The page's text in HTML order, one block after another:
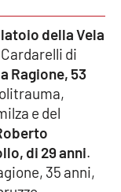
della Vela
di
Ragione, 53
e del
di 29 anni.
35 anni,